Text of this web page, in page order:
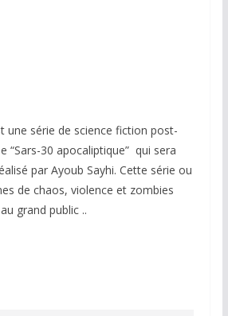
une série de science fiction post-
“Sars-30 apocaliptique” qui sera
par Ayoub Sayhi. Cette série ou
de chaos, violence et zombies
grand public ..